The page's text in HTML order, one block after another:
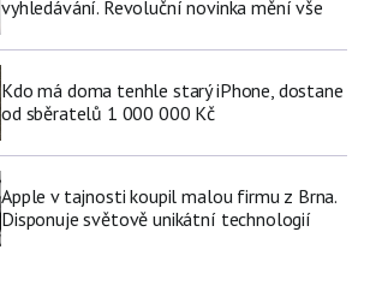
vyhledávání. Revoluční novinka mění vše
Kdo má doma tenhle starý iPhone, dostane
od sběratelů 1 000 000 Kč
Apple v tajnosti koupil malou firmu z Brna.
Disponuje světově unikátní technologií